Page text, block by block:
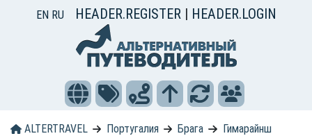
EN RU HEADER.REGISTER | HEADER.LOGIN
ALTERTRAVEL Португалия Брага
Гимарайнш